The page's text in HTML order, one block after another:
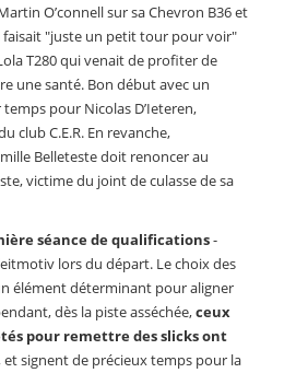
O’connell sur sa Chevron B36 et
"juste un petit tour pour voir"
T280 qui venait de profiter de
une santé. Bon début avec un
pour Nicolas D’Ieteren,
club C.E.R. En revanche,
Belleteste doit renoncer au
victime du joint de culasse de sa
séance de qualifications-
lors du départ. Le choix des
élément déterminant pour aligner
dès la piste asséchée,ceux
pour remettre des slicks ont
et signent de précieux temps pour la